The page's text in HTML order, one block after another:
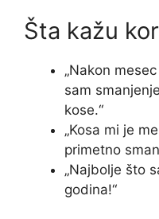
Šta kažu
„Nakon
sam
kose.“
„Kosa mi je
primetno
„Najbolje što
godina!“